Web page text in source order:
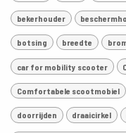
bekerhouder
botsing breedte
car for mobility scooter
Comfortabele scootmobiel
doorrijden draaicirkel